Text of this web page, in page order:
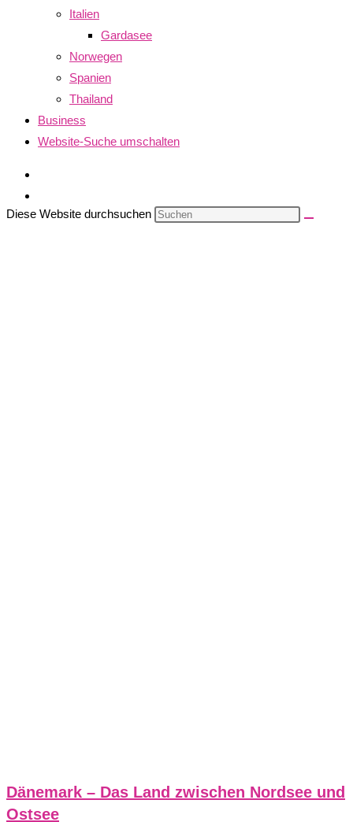
Italien
Gardasee
Norwegen
Spanien
Thailand
Business
Website-Suche umschalten
Diese Website durchsuchen
Dänemark – Das Land zwischen Nordsee und
Ostsee